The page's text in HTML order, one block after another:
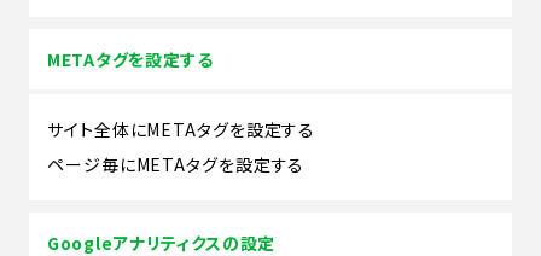
METAタグを設定する
サイト全体にMETAタグを設定する
ページ毎にMETAタグを設定する
Googleアナリティクスの設定